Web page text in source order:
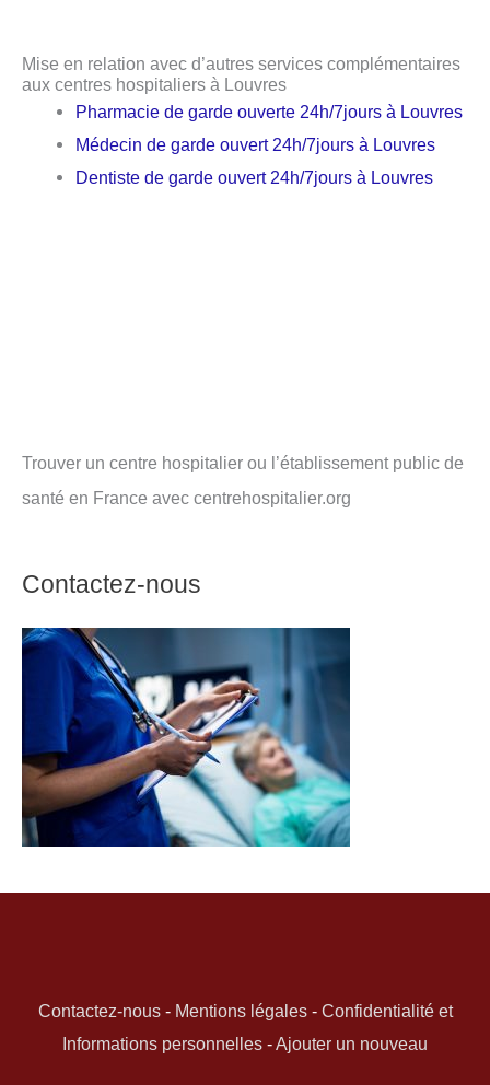
Mise en relation avec d’autres services complémentaires
aux centres hospitaliers à Louvres
Pharmacie de garde ouverte 24h/7jours à Louvres
Médecin de garde ouvert 24h/7jours à Louvres
Dentiste de garde ouvert 24h/7jours à Louvres
Trouver un centre hospitalier ou l’établissement public de
santé en France avec centrehospitalier.org
Contactez-nous
Contactez-nous- Mentions légales- Confidentialité et
Informations personnelles -Ajouter un nouveau